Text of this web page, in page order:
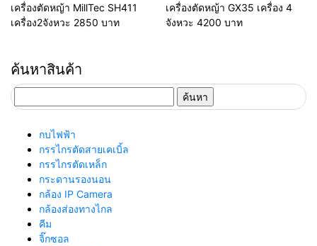
เครื่องตัดหญ้า MillTec SH411
เครื่อง2จังหวะ 2850 บาท
เครื่องตัดหญ้า GX35 เครื่อง 4
จังหวะ 4200 บาท
ค้นหาสินค้า
สำหรับ:
กบไฟฟ้า
กรรไกรตัดสายเคเบิ้ล
กรรไกรตัดเหล็ก
กระดานรองนอน
กล้อง IP Camera
กล้องส่องทางไกล
คีม
จิ๊กซอล